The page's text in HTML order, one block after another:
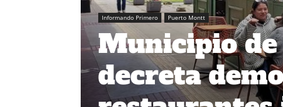
Informando Primero Puerto Montt
Municipio
decreta